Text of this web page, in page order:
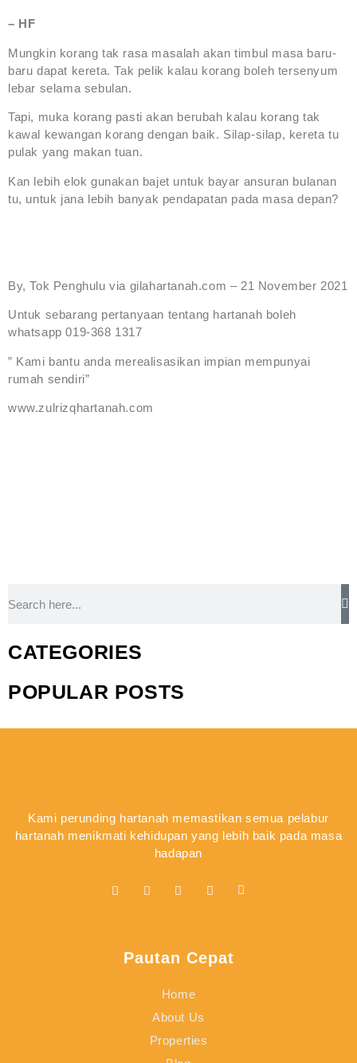
– HF
Mungkin korang tak rasa masalah akan timbul masa baru-
baru dapat kereta. Tak pelik kalau korang boleh tersenyum
lebar selama sebulan.
Tapi, muka korang pasti akan berubah kalau korang tak
kawal kewangan korang dengan baik. Silap-silap, kereta tu
pulak yang makan tuan.
Kan lebih elok gunakan bajet untuk bayar ansuran bulanan
tu, untuk jana lebih banyak pendapatan pada masa depan?
By, Tok Penghulu via gilahartanah.com – 21 November 2021
Untuk sebarang pertanyaan tentang hartanah boleh
whatsapp 019-368 1317
” Kami bantu anda merealisasikan impian mempunyai
rumah sendiri”
www.zulrizqhartanah.com
CATEGORIES
POPULAR POSTS
Kami perunding hartanah memastikan semua pelabur
hartanah menikmati kehidupan yang lebih baik pada masa
hadapan
Pautan Cepat
Home
About Us
Properties